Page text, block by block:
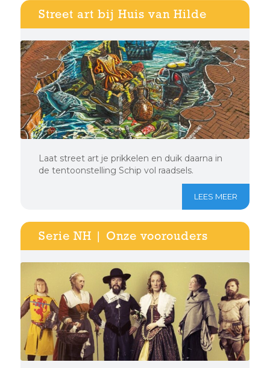
Street art bij Huis van Hilde
Laat street art je prikkelen en duik daarna in
de tentoonstelling Schip vol raadsels.
LEES MEER
Serie NH | Onze voorouders